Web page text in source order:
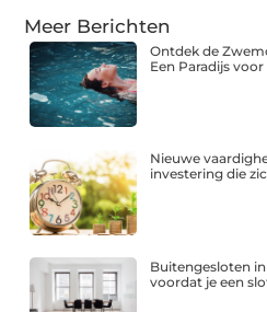
Meer Berichten
Ontdek de
Een Paradijs
Nieuwe
investering die
Buitengesloten
voordat je een